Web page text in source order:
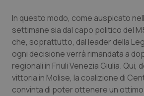
Lombardia
Marche
Molise
Dolore
Donna & Salute
Epatiti
In questo modo, come auspicato
settimane sia dal capo politico del
che, soprattutto, dal leader della
ogni decisione verrà rimandata a
regionali in Friuli Venezia Giulia. Qui,
vittoria in Molise, la coalizione di
convinta di poter ottenere un